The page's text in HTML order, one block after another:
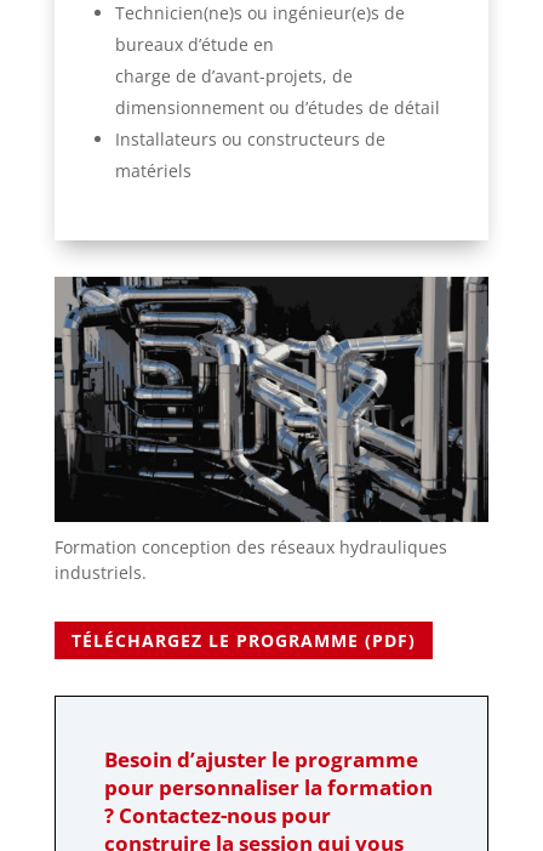
Technicien(ne)s ou ingénieur(e)s de
bureaux d’étude en
charge de d’avant-projets, de
dimensionnement ou d’études de détail
Installateurs ou constructeurs de
matériels
Formation conception des réseaux hydrauliques
industriels.
TÉLÉCHARGEZ LE PROGRAMME (PDF)
Besoin d’ajuster le programme
pour personnaliser la formation
? Contactez-nous pour
construire la session qui vous